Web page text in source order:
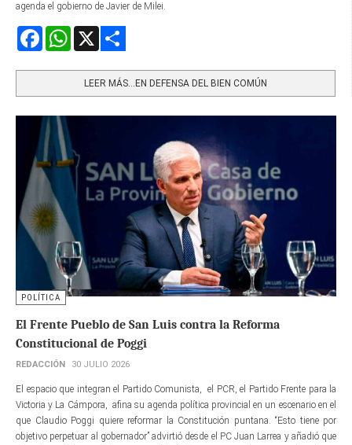
agenda el gobierno de Javier de Milei.
FacebookWhatsApp
LEER MÁS…EN DEFENSA DEL BIEN COMÚN
POLÍTICA
El Frente Pueblo de San Luis contra la Reforma
Constitucional de Poggi
REDACCIÓN 30 JULIO 2026
El espacio que integran el Partido Comunista, el PCR, el Partido Frente para la
Victoria y La Cámpora, afina su agenda política provincial en un escenario en el
que Claudio Poggi quiere reformar la Constitución puntana. “Esto tiene por
objetivo perpetuar al gobernador” advirtió desde el PC Juan Larrea y añadió que